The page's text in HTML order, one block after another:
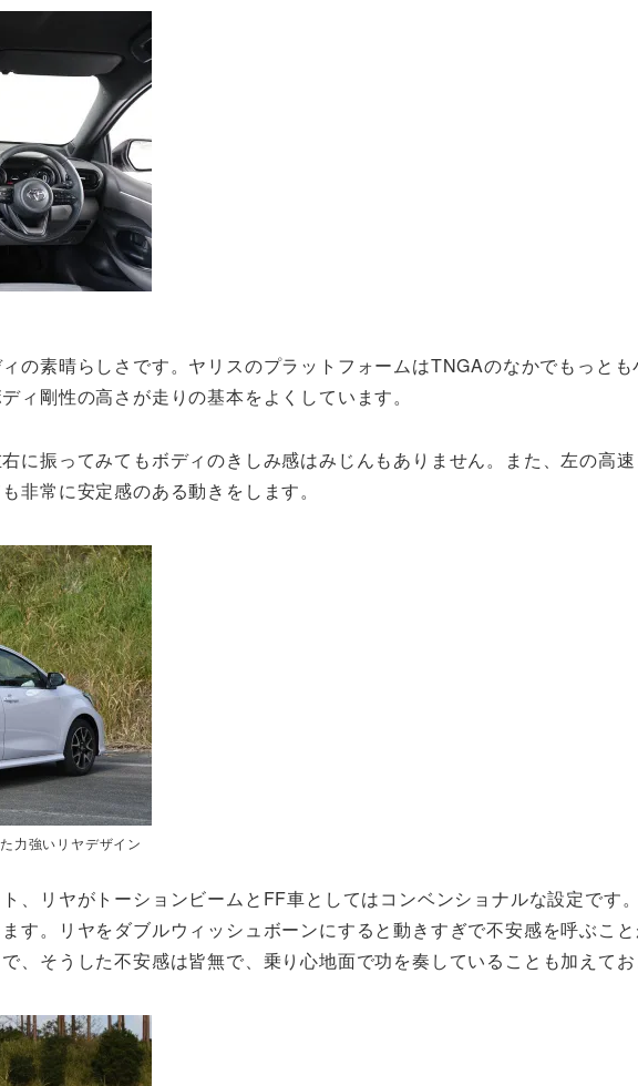
の素晴らしさです。ヤリスのプラットフォームはTNGAのなかでもっとも
ィ剛性の高さが走りの基本をよくしています。
に振ってみてもボディのきしみ感はみじんもありません。また、左の高
非常に安定感のある動きをします。
力強いリヤデザイン
、リヤがトーションビームとFF車としてはコンベンショナルな設定です
す。リヤをダブルウィッシュボーンにすると動きすぎで不安感を呼ぶこと
、そうした不安感は皆無で、乗り心地面で功を奏していることも加えてお